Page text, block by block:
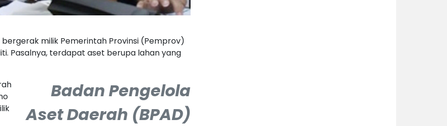
milik Pemerintah Provinsi (Pemprov)
Pasalnya, terdapat aset berupa lahan yang
Badan Pengelola
Aset Daerah (BPAD)